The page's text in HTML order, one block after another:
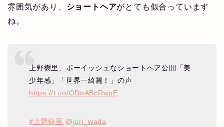
雰囲気があり、 ショートヘアがとても似合っています
ね。
上野樹里、ボーイッシュなショートヘア公開「美
少年感」「世界一綺麗！」の声
https://t.co/ODnABcRwnE
#上野樹里 @juri_wada